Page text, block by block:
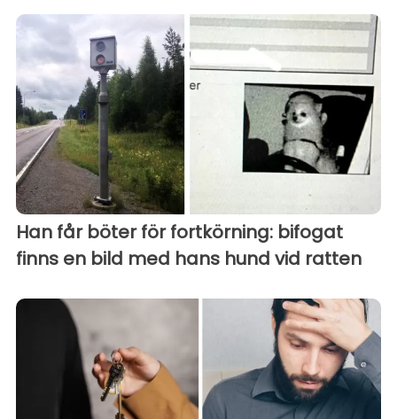
Han får böter för fortkörning: bifogat
finns en bild med hans hund vid ratten